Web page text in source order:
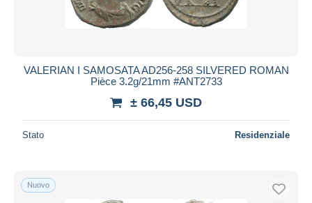
VALERIAN I SAMOSATA AD256-258 SILVERED ROMAN
Pièce 3.2g/21mm #ANT2733
± 66,45 USD
Stato Residenziale
Nuovo